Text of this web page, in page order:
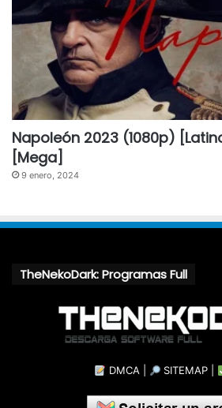
Napoleón 2023 (1080p)
[Mega]
9 enero, 2024
TheNekoDark: Programas Full
DMCA| SITEMAP